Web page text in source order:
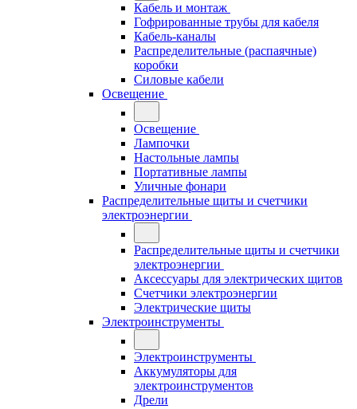
Кабель и монтаж
Гофрированные трубы для кабеля
Кабель-каналы
Распределительные (распаячные)
коробки
Силовые кабели
Освещение
Освещение
Лампочки
Настольные лампы
Портативные лампы
Уличные фонари
Распределительные щиты и счетчики
электроэнергии
Распределительные щиты и счетчики
электроэнергии
Аксессуары для электрических щитов
Счетчики электроэнергии
Электрические щиты
Электроинструменты
Электроинструменты
Аккумуляторы для
электроинструментов
Дрели